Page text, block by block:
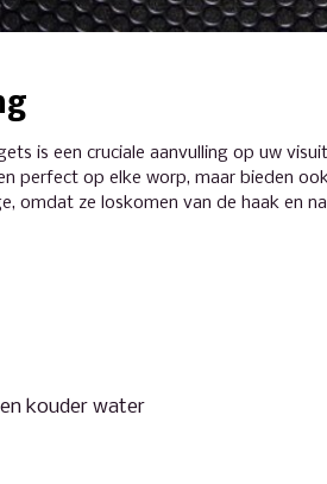
is een cruciale aanvulling op uw
perfect op elke worp, maar bieden
omdat ze loskomen van de haak en
kouder water